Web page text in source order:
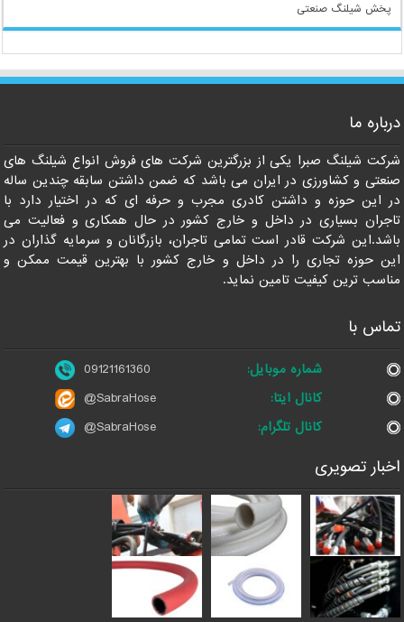
پخش شیلنگ صنعتی
درباره ما
شرکت شیلنگ صبرا یکی از بزرگترین شرکت های فروش انواع شیلنگ های
صنعتی و کشاورزی در ایران می باشد که ضمن داشتن سابقه چندین ساله
در این حوزه و داشتن کادری مجرب و حرفه ای که در اختیار دارد با
تاجران بسیاری در داخل و خارج کشور در حال همکاری و فعالیت می
باشد.این شرکت قادر است تمامی تاجران، بازرگانان و سرمایه گذاران در
این حوزه تجاری را در داخل و خارج کشور با بهترین قیمت ممکن و
مناسب ترین کیفیت تامین نماید.
تماس با
شماره موبایل:
09121161360
کانال ایتا:
@SabraHose
کانال تلگرام:
@SabraHose
اخبار تصویری
09121161360